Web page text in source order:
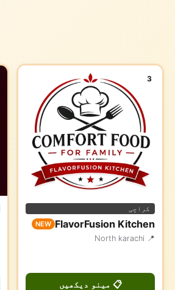
3
کراچی
FlavorFusion Kitchen
NEW
📍 North karachi
📋 مینو دیکھیں